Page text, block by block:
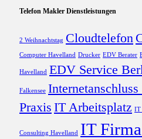
Telefon Makler Dienstleistungen
2 Weihnachtstag Cloudtelefon
Computer Havelland Drucker EDV Berater
Havelland EDV Service
Falkensee Internetanschluss
Praxis IT Arbeitsplatz IT
Consulting Havelland IT